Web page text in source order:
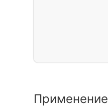
Применение